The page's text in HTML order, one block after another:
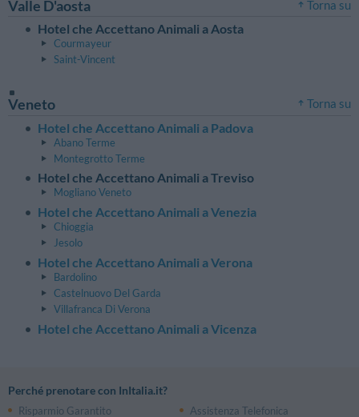
Valle D'aosta Torna su
Hotel che Accettano Animali a Aosta
Courmayeur
Saint-Vincent
Veneto Torna su
Hotel che Accettano Animali a Padova
Abano Terme
Montegrotto Terme
Hotel che Accettano Animali a Treviso
Mogliano Veneto
Hotel che Accettano Animali a Venezia
Chioggia
Jesolo
Hotel che Accettano Animali a Verona
Bardolino
Castelnuovo Del Garda
Villafranca Di Verona
Hotel che Accettano Animali a Vicenza
Perché prenotare con InItalia.it?
Risparmio Garantito Assistenza Telefonica